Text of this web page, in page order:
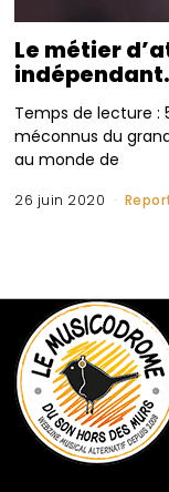
Le métier
Temps de lecture :
méconnus du
au monde de
26 juin 2020